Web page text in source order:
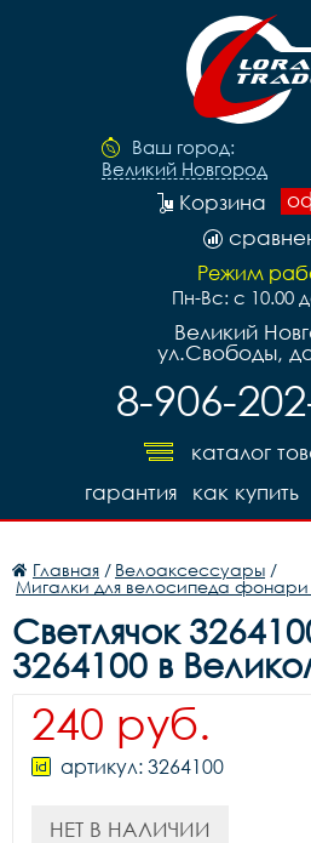
Ваш город:
Великий Новгород
Корзина
Режим
Пн-Вс: с 10.00
Великий
ул.Свободы,
8-906-
каталог
как купить
гарантия
Главная / Велоаксессуары /
Мигалки для велосипеда фонари
Светлячок
3264100 в
240 руб.
артикул: 3264100
НЕТ В НАЛИЧИИ